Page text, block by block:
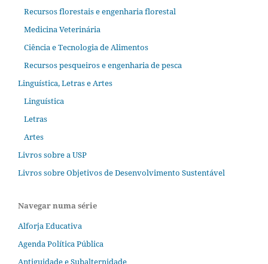
Recursos florestais e engenharia florestal
Medicina Veterinária
Ciência e Tecnologia de Alimentos
Recursos pesqueiros e engenharia de pesca
Linguística, Letras e Artes
Linguística
Letras
Artes
Livros sobre a USP
Livros sobre Objetivos de Desenvolvimento Sustentável
Navegar numa série
Alforja Educativa
Agenda Política Pública
Antiguidade e Subalternidade